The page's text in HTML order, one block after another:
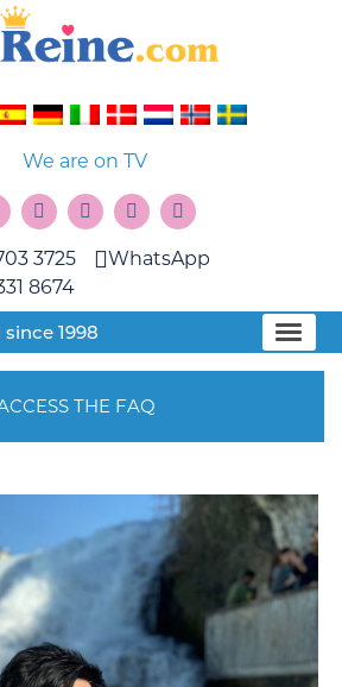
We are on TV
3725
8674
WhatsApp
1998
THE FAQ